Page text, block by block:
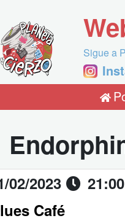
Sigue a
02/2023
21:00
Café